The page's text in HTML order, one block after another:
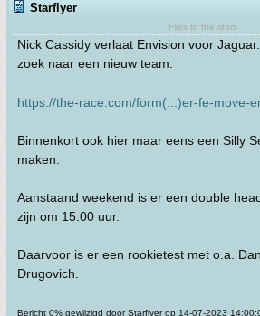
Starflyer
Flies to the stars
Nick Cassidy verlaat Envision voor
zoek naar een nieuw team.
https://the-race.com/form(...)er-fe-move-
Binnenkort ook hier maar eens een Silly
maken.
Aanstaand weekend is er een double
zijn om 15.00 uur.
Daarvoor is er een rookietest met o.a.
Drugovich.
Bericht 0% gewijzigd door Starflyer op 14-07-2023